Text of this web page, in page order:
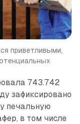
приветливыми,
743.742
зафиксировано
печальную
в том числе